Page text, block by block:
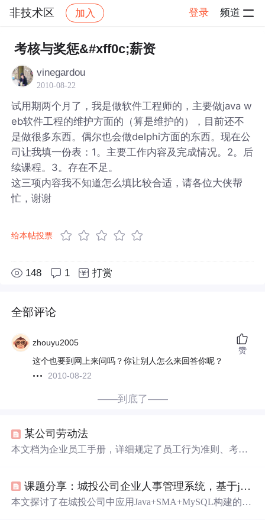
非技术区 加入 登录 频道
社区 非技术区 帖子详情
考核与奖惩&#xff0c;薪资
vinegardou
2010-08-22
试用期两个月了，我是做软件工程师的，主要做java w
eb软件工程的维护方面的（算是维护的），目前还不
是做很多东西。偶尔也会做delphi方面的东西。现在公
司让我填一份表：1。主要工作内容及完成情况。2。后
续课程。3。存在不足。
这三项内容我不知道怎么填比较合适，请各位大侠帮
忙，谢谢
给本帖投票
148 1 打赏
全部评论
zhouyu2005
这个也要到网上来问吗？你让别人怎么来回答你呢？
2010-08-22
赞
——到底了——
某公司劳动法
本文档为企业员工手册，详细规定了员工行为准则、考勤
课题分享：城投公司企业人事管理系统，基于java+SSM+mysql
本文探讨了在城投公司中应用Java+SMA+MySQL构建的人